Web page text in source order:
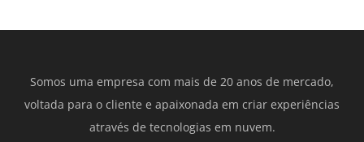
Somos uma empresa com mais de 20 anos de mercado,
voltada para o cliente e apaixonada em criar experiências
através de tecnologias em nuvem.